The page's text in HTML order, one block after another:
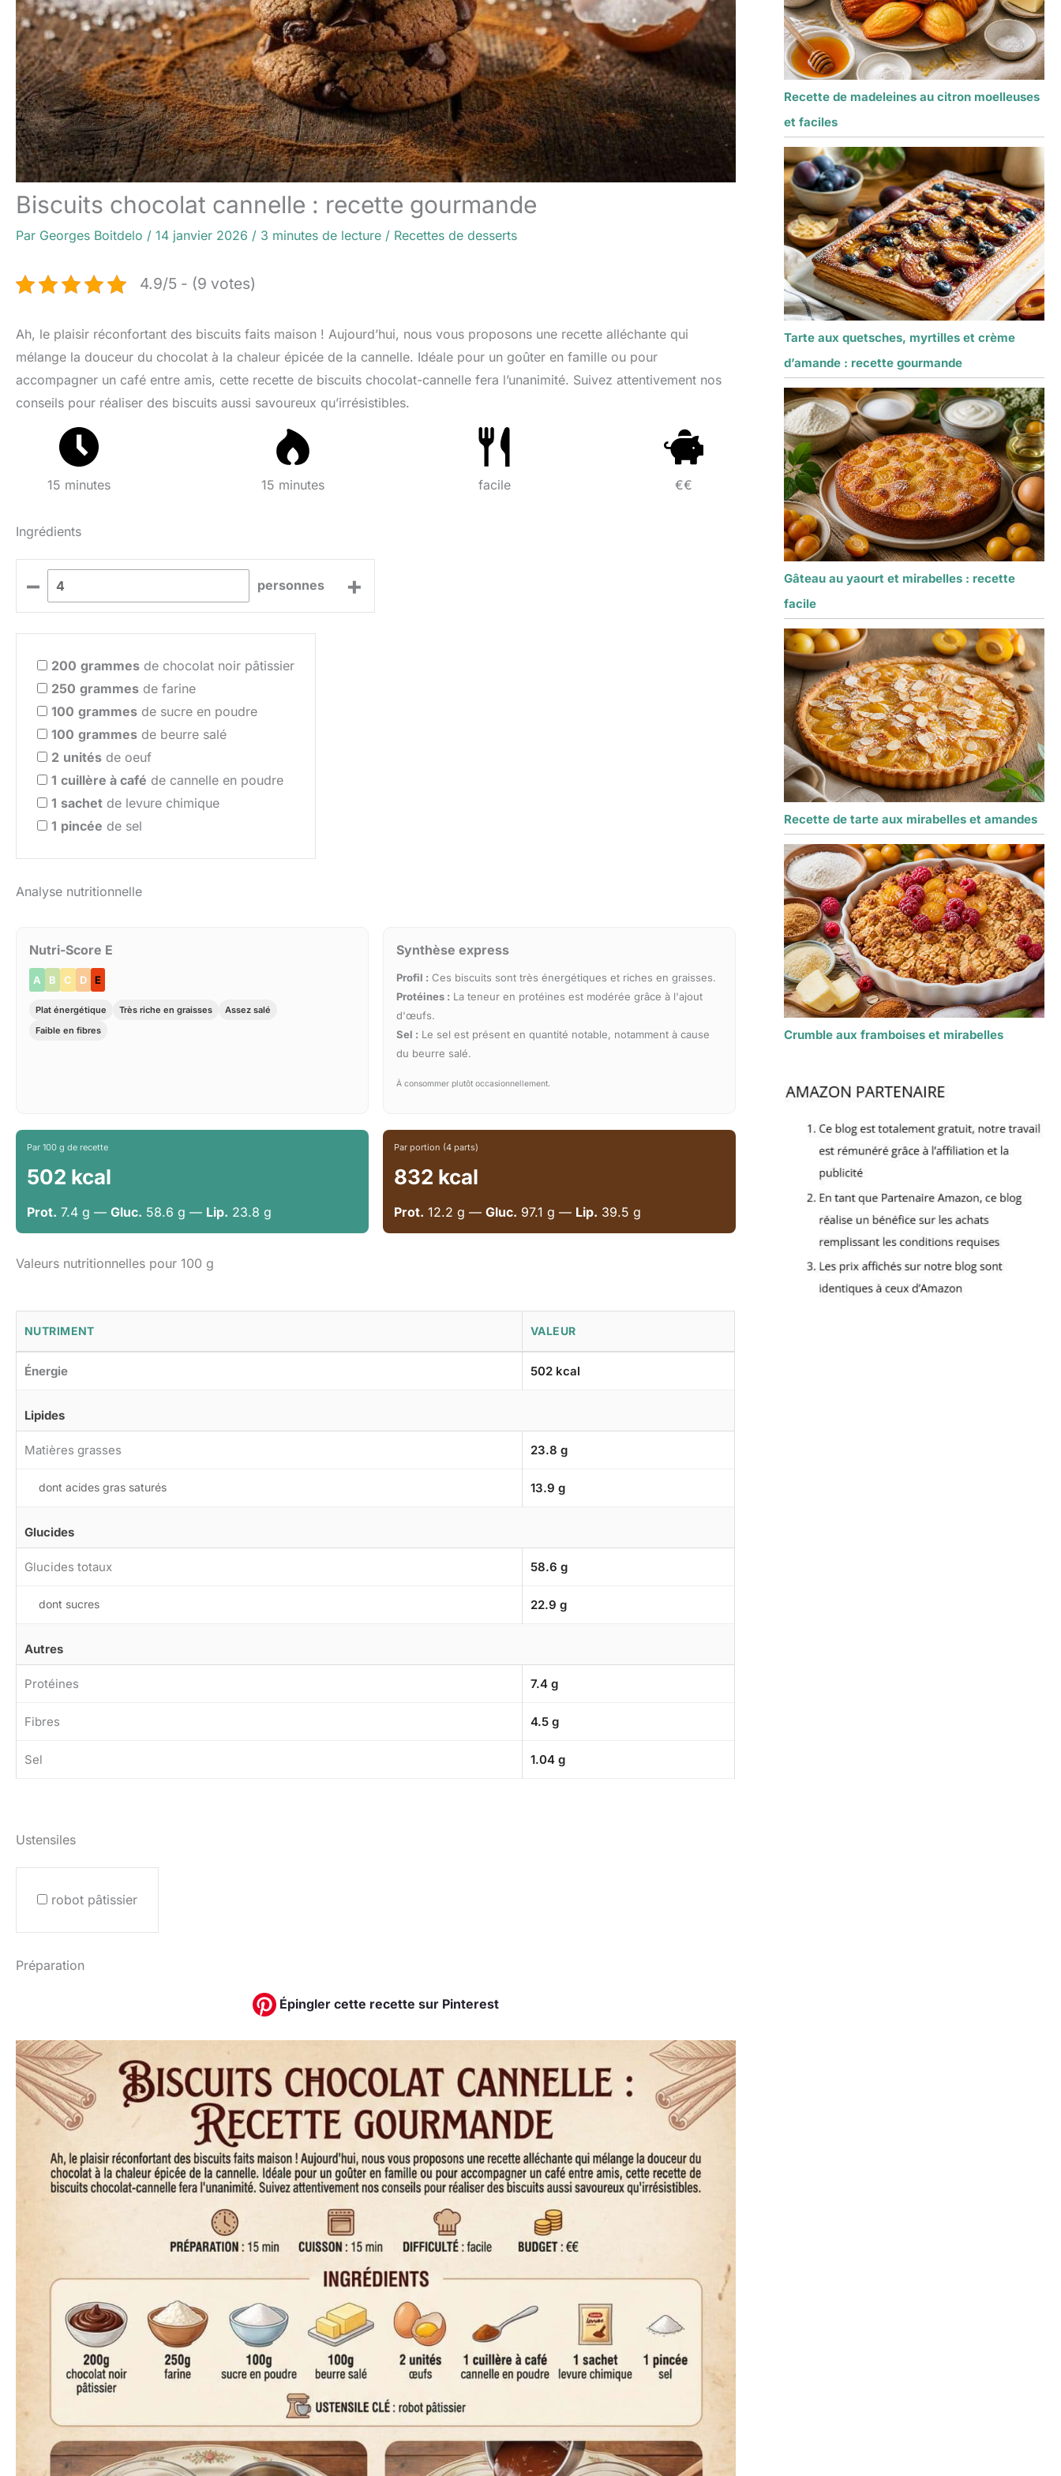
Biscuits chocolat cannelle : recette gourmande
Par Georges Boitdelo / 14 janvier 2026 / 3 minutes de lecture / Recettes de desserts
4.9/5 - (9 votes)
Ah, le plaisir réconfortant des biscuits faits maison ! Aujourd’hui, nous vous proposons une recette alléchante qui
mélange la douceur du chocolat à la chaleur épicée de la cannelle. Idéale pour un goûter en famille ou pour
accompagner un café entre amis, cette recette de biscuits chocolat-cannelle fera l’unanimité. Suivez attentivement nos
conseils pour réaliser des biscuits aussi savoureux qu’irrésistibles.
15 minutes 15 minutes facile €€
Ingrédients
– personnes +
200 grammes de chocolat noir pâtissier
250 grammes de farine
100 grammes de sucre en poudre
100 grammes de beurre salé
2 unités de oeuf
1 cuillère à café de cannelle en poudre
1 sachet de levure chimique
1 pincée de sel
Analyse nutritionnelle
Nutri-Score E
A B C D E
Plat énergétique Très riche en graisses
Assez salé
Faible en fibres
Synthèse express
Profil : Ces biscuits sont très énergétiques et riches en graisses.
Protéines : La teneur en protéines est modérée grâce à l'ajout
d'œufs.
Sel : Le sel est présent en quantité notable, notamment à cause
du beurre salé.
À consommer plutôt occasionnellement.
Par 100 g de recette
502 kcal
Prot. 7.4 g — Gluc. 58.6 g — Lip. 23.8 g
Par portion (4 parts)
832 kcal
Prot. 12.2 g —Gluc. 97.1 g — Lip. 39.5 g
Valeurs nutritionnelles pour 100 g
NUTRIMENT VALEUR
Énergie 502 kcal
Lipides
Matières grasses 23.8 g
dont acides gras saturés 13.9 g
Glucides
Glucides totaux 58.6 g
dont sucres 22.9 g
Autres
Protéines 7.4 g
Fibres 4.5 g
Sel 1.04 g
Ustensiles
robot pâtissier
Préparation
Épingler cette recette sur Pinterest
Recette de madeleines au citron moelleuses
et faciles
Tarte aux quetsches, myrtilles et crème
d’amande : recette gourmande
Gâteau au yaourt et mirabelles : recette
facile
Recette de tarte aux mirabelles et amandes
Crumble aux framboises et mirabelles